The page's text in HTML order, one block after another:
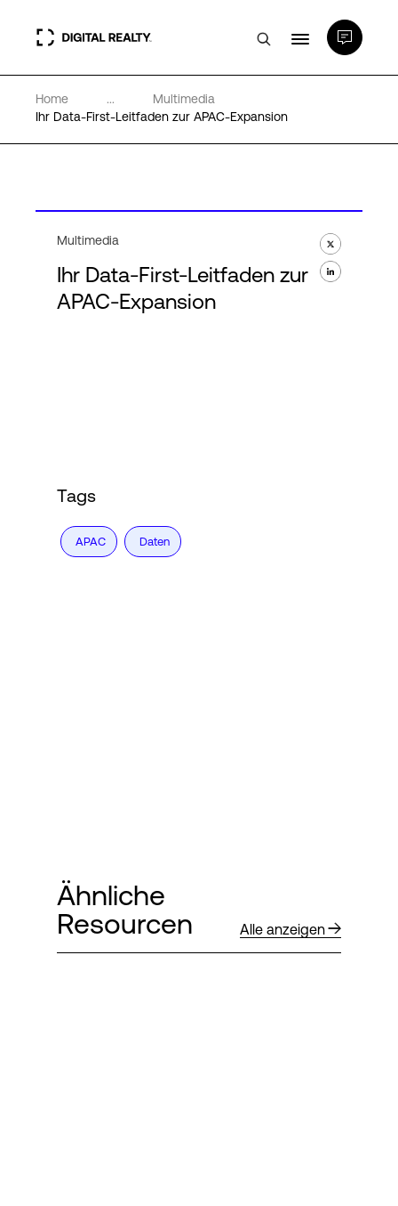
Rechenzentren
Wissenswertes
Home ...
Multimedia
Ihr Data-First-Leitfaden zur APAC-Expansion
Multimedia
Ihr Data-First-Leitfaden zur
APAC-Expansion
Tags
APAC Daten
Ähnliche
Resourcen
Alle anzeigen